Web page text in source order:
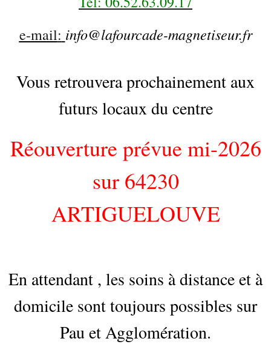
e-mail: info@lafourcade-magnetiseur.fr
Vous retrouvera prochainement aux
futurs locaux du centre
Réouverture prévue mi-2026
sur 64230
ARTIGUELOUVE
En attendant , les soins à distance et à
domicile sont toujours possibles sur
Pau et Agglomération.